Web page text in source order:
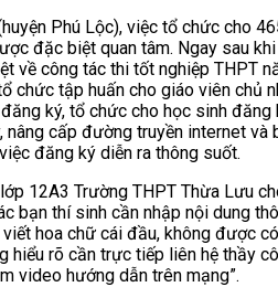
Phú Lộc), việc tổ chức cho
đặc biệt quan tâm. Ngay sau
về công tác thi tốt nghiệp THPT
chức tập huấn cho giáo viên chủ
ký, tổ chức cho học sinh đăng
nâng cấp đường truyền internet và
đăng ký diễn ra thông suốt.
12A3 Trường THPT Thừa Lưu
bạn thí sinh cần nhập nội dung
hoa chữ cái đầu, không được
hiểu rõ cần trực tiếp liên hệ thầy
video hướng dẫn trên mạng”.